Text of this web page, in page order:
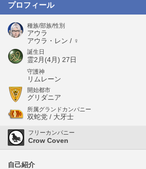
プロフィール
種族/部族/性別
アウラ
アウラ・レン / ♀
誕生日
霊2月(4月) 27日
守護神
リムレーン
開始都市
グリダニア
所属グランドカンパニー
双蛇党 / 大牙士
フリーカンパニー
Crow Coven
自己紹介